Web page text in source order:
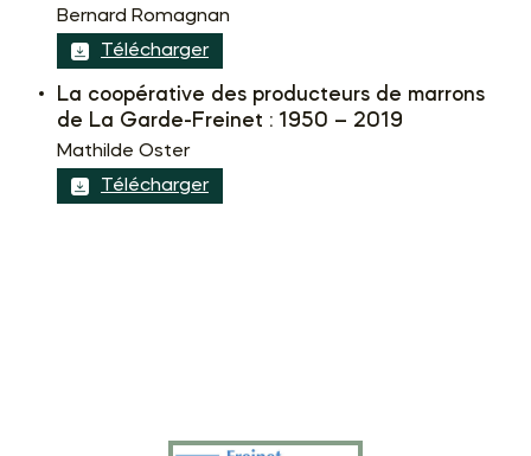
Bernard Romagnan
Télécharger
La coopérative des producteurs de marrons
de La Garde-Freinet : 1950 – 2019
Mathilde Oster
Télécharger